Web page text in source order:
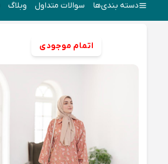
دسته بندی‌ها سوالات متداول وبلاگ حریران لباس زنانه تونیک دانژه
اتمام موجودی